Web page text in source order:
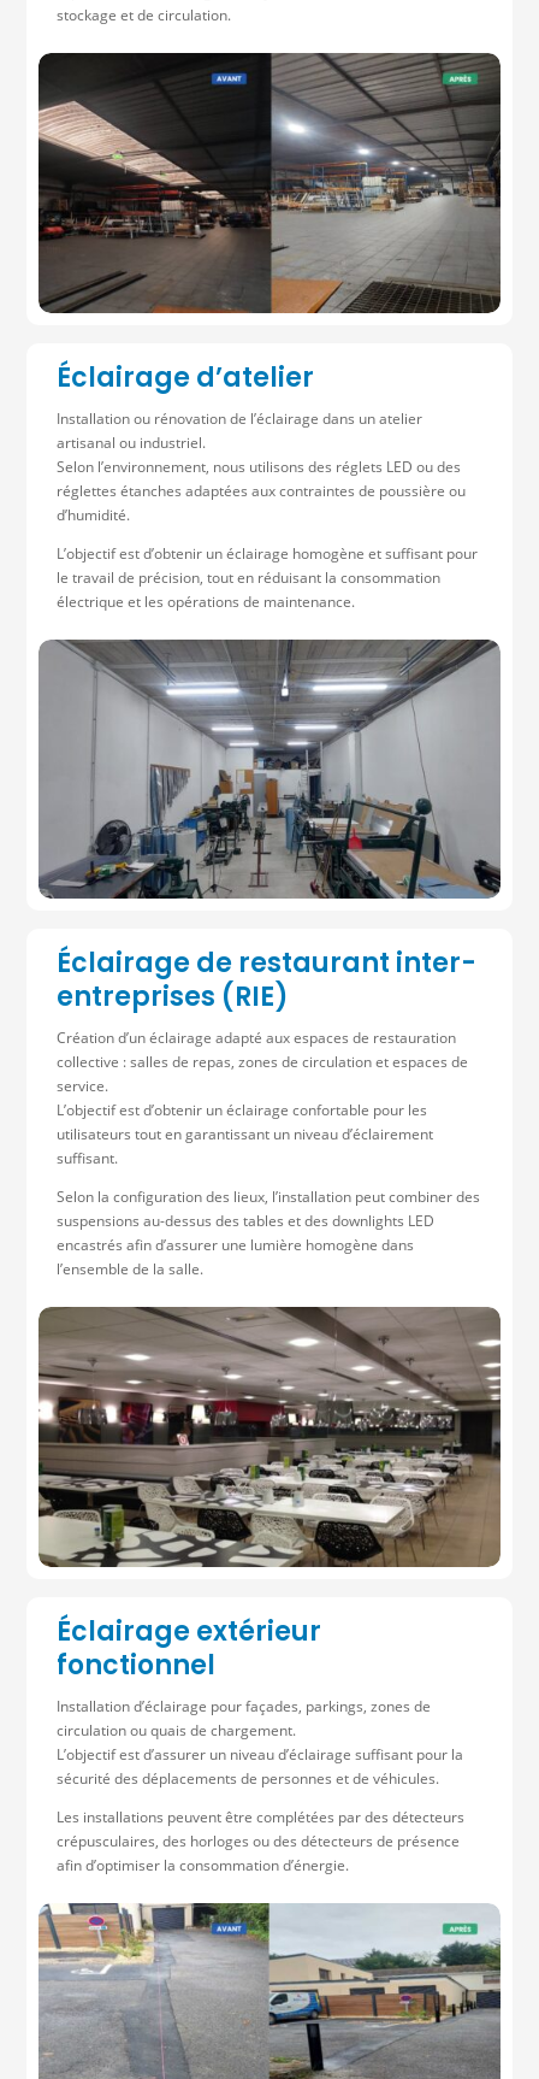
stockage et de circulation.
Éclairage d’atelier
Installation ou rénovation de l’éclairage dans un atelier
artisanal ou industriel.
Selon l’environnement, nous utilisons des réglets LED ou des
réglettes étanches adaptées aux contraintes de poussière ou
d’humidité.
L’objectif est d’obtenir un éclairage homogène et suffisant pour
le travail de précision, tout en réduisant la consommation
électrique et les opérations de maintenance.
Éclairage de restaurant inter-
entreprises (RIE)
Création d’un éclairage adapté aux espaces de restauration
collective : salles de repas, zones de circulation et espaces de
service.
L’objectif est d’obtenir un éclairage confortable pour les
utilisateurs tout en garantissant un niveau d’éclairement
suffisant.
Selon la configuration des lieux, l’installation peut combiner des
suspensions au-dessus des tables et des downlights LED
encastrés afin d’assurer une lumière homogène dans
l’ensemble de la salle.
Éclairage extérieur
fonctionnel
Installation d’éclairage pour façades, parkings, zones de
circulation ou quais de chargement.
L’objectif est d’assurer un niveau d’éclairage suffisant pour la
sécurité des déplacements de personnes et de véhicules.
Les installations peuvent être complétées par des détecteurs
crépusculaires, des horloges ou des détecteurs de présence
afin d’optimiser la consommation d’énergie.